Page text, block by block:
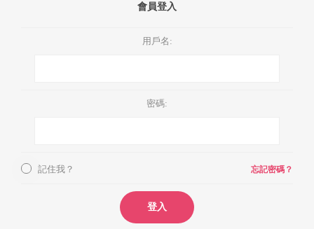
會員登入
用戶名:
密碼:
記住我？ 忘記密碼？
登入